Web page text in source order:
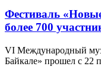
Фестиваль
более 700
VI Международный
Байкале» прошел с 22